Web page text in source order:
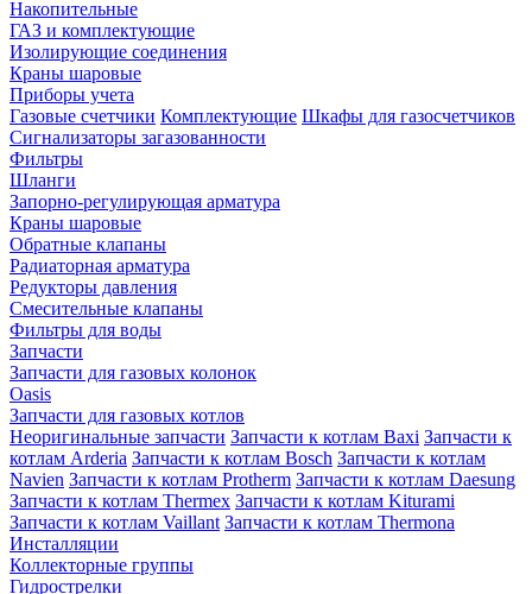
Накопительные
ГАЗ и комплектующие
Изолирующие соединения
Краны шаровые
Приборы учета
Газовые счетчики Комплектующие Шкафы для газосчетчиков
Сигнализаторы загазованности
Фильтры
Шланги
Запорно-регулирующая арматура
Краны шаровые
Обратные клапаны
Радиаторная арматура
Редукторы давления
Смесительные клапаны
Фильтры для воды
Запчасти
Запчасти для газовых колонок
Oasis
Запчасти для газовых котлов
Неоригинальные запчасти Запчасти к котлам Baxi Запчасти к
котлам Arderia Запчасти к котлам Bosch Запчасти к котлам
Navien Запчасти к котлам Protherm Запчасти к котлам Daesung
Запчасти к котлам Thermex Запчасти к котлам Kiturami
Запчасти к котлам Vaillant Запчасти к котлам Thermona
Инсталляции
Коллекторные группы
Гидрострелки